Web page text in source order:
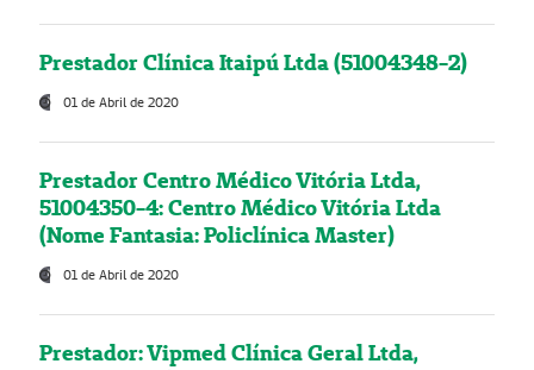
Prestador Clínica Itaipú Ltda (51004348-2)
01 de Abril de 2020
Prestador Centro Médico Vitória Ltda,
51004350-4: Centro Médico Vitória Ltda
(Nome Fantasia: Policlínica Master)
01 de Abril de 2020
Prestador: Vipmed Clínica Geral Ltda,